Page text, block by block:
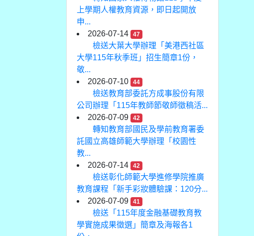
上學期人權教育資源，即日起開放
申...
2026-07-14
47
檢送大葉大學辦理「美港西社區
大學115年秋季班」招生簡章1份，
敬...
2026-07-10
44
檢送教育部委託方成事股份有限
公司辦理「115年教師節敬師徵稿活...
2026-07-09
42
轉知教育部國民及學前教育署委
託國立高雄師範大學辦理「校園性
教...
2026-07-14
42
檢送彰化師範大學進修學院推廣
教育課程「新手彩妝體驗課：120分...
2026-07-09
41
檢送「115年度金融基礎教育教
學實施成果徵選」簡章及海報各1